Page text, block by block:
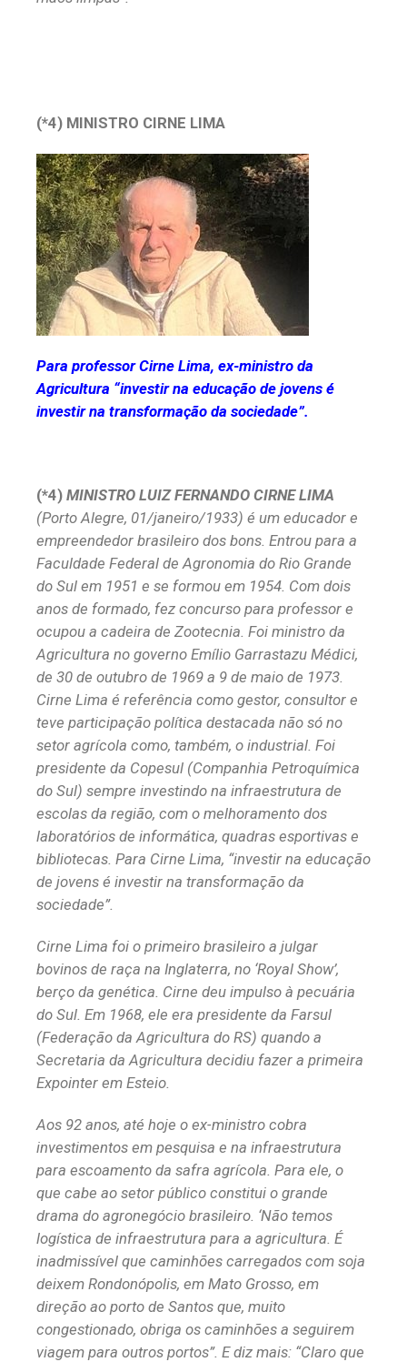
(*4) MINISTRO CIRNE LIMA
Para professor Cirne Lima, ex-ministro da
Agricultura “investir na educação de jovens é
investir na transformação da sociedade”.
(*4) MINISTRO LUIZ FERNANDO CIRNE LIMA
(Porto Alegre, 01/janeiro/1933) é um educador e
empreendedor brasileiro dos bons. Entrou para a
Faculdade Federal de Agronomia do Rio Grande
do Sul em 1951 e se formou em 1954. Com dois
anos de formado, fez concurso para professor e
ocupou a cadeira de Zootecnia. Foi ministro da
Agricultura no governo Emílio Garrastazu Médici,
de 30 de outubro de 1969 a 9 de maio de 1973.
Cirne Lima é referência como gestor, consultor e
teve participação política destacada não só no
setor agrícola como, também, o industrial. Foi
presidente da Copesul (Companhia Petroquímica
do Sul) sempre investindo na infraestrutura de
escolas da região, com o melhoramento dos
laboratórios de informática, quadras esportivas e
bibliotecas. Para Cirne Lima, “investir na educação
de jovens é investir na transformação da
sociedade”.
Cirne Lima foi o primeiro brasileiro a julgar
bovinos de raça na Inglaterra, no ‘Royal Show’,
berço da genética. Cirne deu impulso à pecuária
do Sul. Em 1968, ele era presidente da Farsul
(Federação da Agricultura do RS) quando a
Secretaria da Agricultura decidiu fazer a primeira
Expointer em Esteio.
Aos 92 anos, até hoje o ex-ministro cobra
investimentos em pesquisa e na infraestrutura
para escoamento da safra agrícola. Para ele, o
que cabe ao setor público constitui o grande
drama do agronegócio brasileiro. ‘Não temos
logística de infraestrutura para a agricultura. É
inadmissível que caminhões carregados com soja
deixem Rondonópolis, em Mato Grosso, em
direção ao porto de Santos que, muito
congestionado, obriga os caminhões a seguirem
viagem para outros portos”. E diz mais: “Claro que